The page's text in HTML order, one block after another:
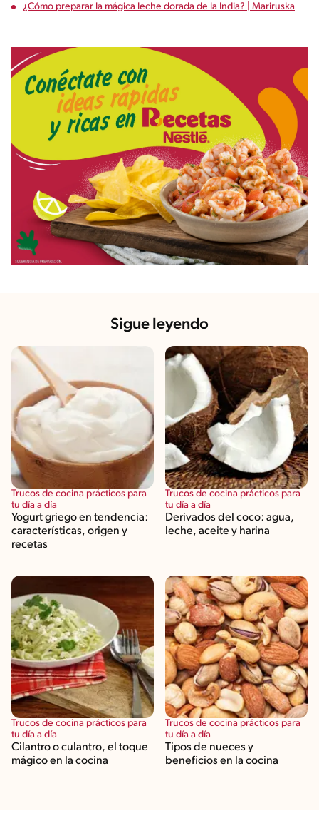
¿Cómo preparar la mágica leche dorada de la India? | Mariruska
Sigue leyendo
Trucos de cocina prácticos para
tu día a día
Yogurt griego en tendencia:
características, origen y
recetas
Trucos de cocina prácticos para
tu día a día
Derivados del coco: agua,
leche, aceite y harina
Trucos de cocina prácticos para
tu día a día
Cilantro o culantro, el toque
mágico en la cocina
Trucos de cocina prácticos para
tu día a día
Tipos de nueces y
beneficios en la cocina